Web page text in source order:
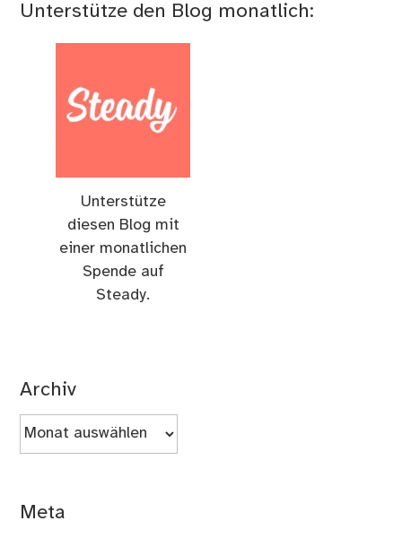
Unterstütze den Blog monatlich:
Unterstütze
diesen Blog mit
einer monatlichen
Spende auf
Steady.
Archiv
Archiv
Meta